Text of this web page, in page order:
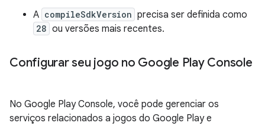
A compileSdkVersion precisa ser definida como
28 ou versões mais recentes.
Configurar seu jogo no Google Play Console
No Google Play Console, você pode gerenciar os
serviços relacionados a jogos do Google Play e